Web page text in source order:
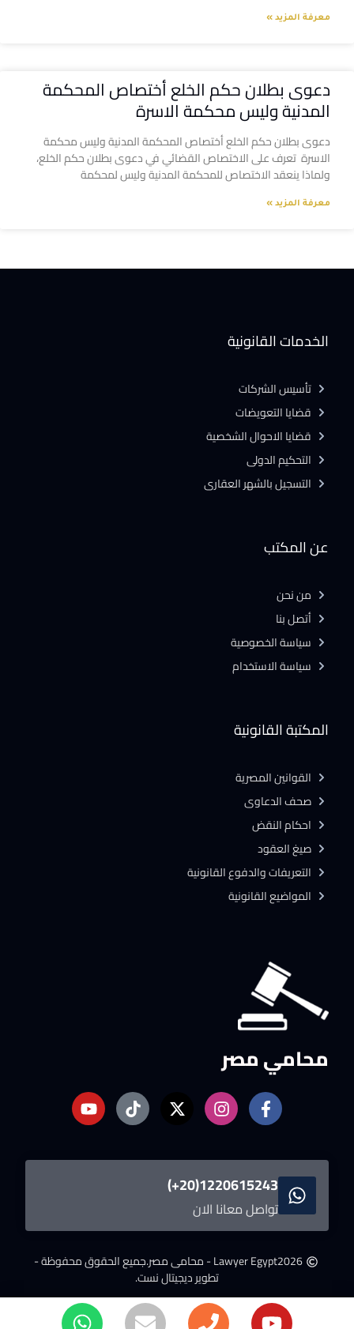
معرفة المزيد »
دعوى بطلان حكم الخلع أختصاص المحكمة
المدنية وليس محكمة الاسرة
دعوى بطلان حكم الخلع أختصاص المحكمة المدنية وليس محكمة
الاسرة تعرف على الاختصاص القضائي في دعوى بطلان حكم الخلع،
ولماذا ينعقد الاختصاص للمحكمة المدنية وليس لمحكمة
معرفة المزيد »
محامي مصر
1220615243(20+)
تواصل معانا الان
2026Lawyer Egypt - محامى مصر.
جميع الحقوق محفوظة -
تطوير ديجيتال نست.
المكتبة القانونية
القوانين المصرية
صحف الدعاوى
احكام النقض
صيغ العقود
التعريفات والدفوع القانونية
المواضيع القانونية
عن المكتب
من نحن
أتصل بنا
سياسة الخصوصية
سياسة الاستخدام
الخدمات القانونية
تأسيس الشركات
قضايا التعويضات
قضايا الاحوال الشخصية
التحكيم الدولى
التسجيل بالشهر العقارى